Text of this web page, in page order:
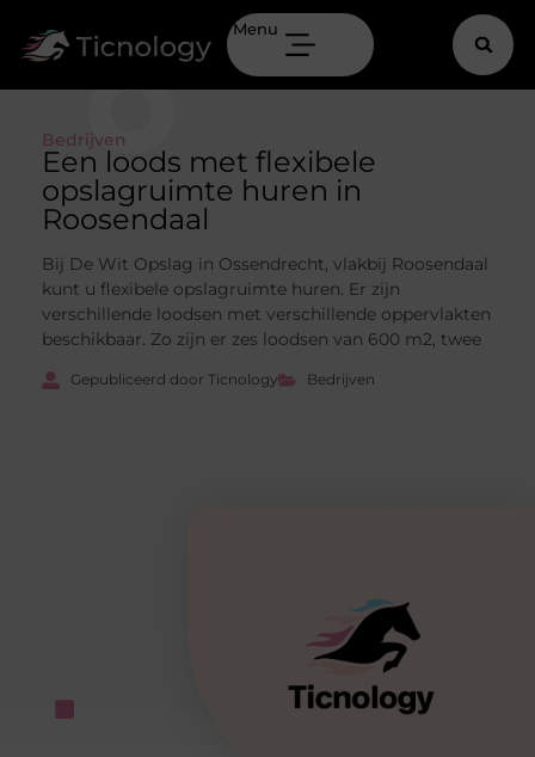
Menu
Bedrijven
Een loods met flexibele
opslagruimte huren in
Roosendaal
Bij De Wit Opslag in Ossendrecht, vlakbij Roosendaal
kunt u flexibele opslagruimte huren. Er zijn
verschillende loodsen met verschillende oppervlakten
beschikbaar. Zo zijn er zes loodsen van 600 m2, twee
Gepubliceerd door Ticnology Bedrijven